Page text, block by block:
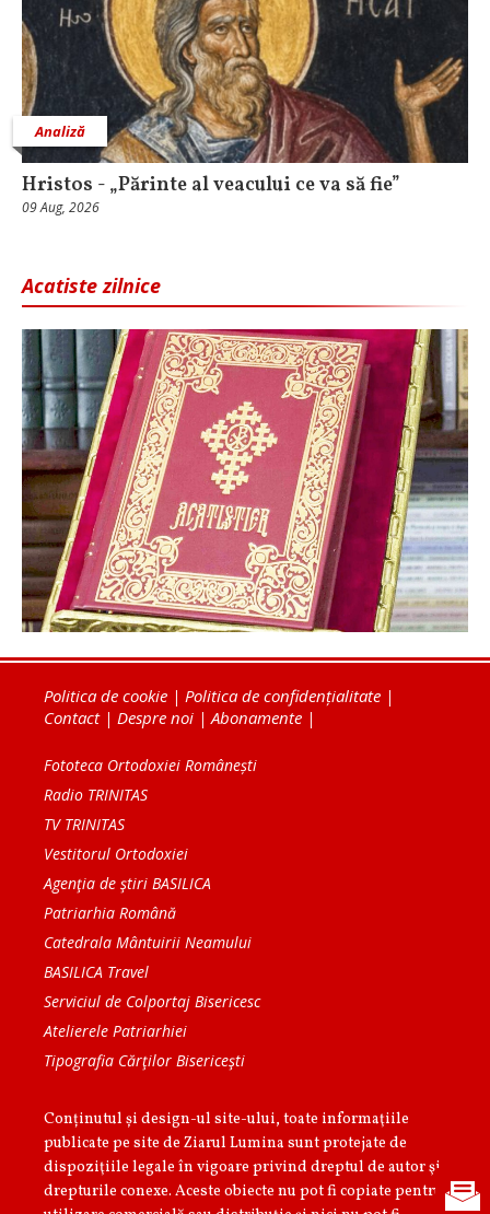
Analiză
Hristos - „Părinte al veacului ce va să fie”
09 Aug, 2026
Acatiste zilnice
Politica de cookie | Politica de confidențialitate |
Contact| Despre noi |Abonamente |
Fototeca Ortodoxiei Românești
Radio TRINITAS
TV TRINITAS
Vestitorul Ortodoxiei
Agenţia de ştiri BASILICA
Patriarhia Română
Catedrala Mântuirii Neamului
BASILICA Travel
Serviciul de Colportaj Bisericesc
Atelierele Patriarhiei
Tipografia Cărţilor Bisericeşti
Conținutul și design-ul site-ului, toate informaţiile
publicate pe site de Ziarul Lumina sunt protejate de
dispoziţiile legale în vigoare privind dreptul de autor şi
drepturile conexe. Aceste obiecte nu pot fi copiate pentru